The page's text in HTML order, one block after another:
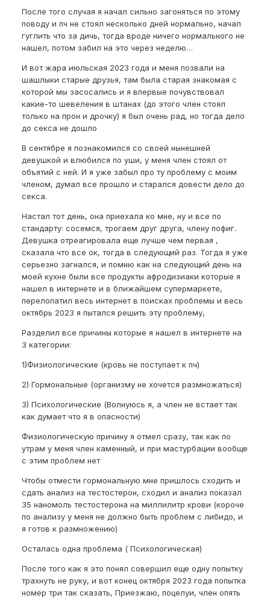
После того случая я начал сильно загоняться по этому
поводу и пч не стоял несколько дней нормально, начал
гуглить что за дичь, тогда вроде ничего нормального не
нашел, потом забил на это через неделю…
И вот жара июльская 2023 года и меня позвали на
шашлыки старые друзья, там была старая знакомая с
которой мы засосались и я впервые почувствовал
какие-то шевеления в штанах (до этого член стоял
только на прон и дрочку) я был очень рад, но тогда дело
до секса не дошло
В сентябре я познакомился со своей нынешней
девушкой и влюбился по уши, у меня член стоял от
объятий с ней. И я уже забыл про ту проблему с моим
членом, думал все прошло и старался довести дело до
секса.
Настал тот день, она приехала ко мне, ну и все по
стандарту: сосемся, трогаем друг друга, члену пофиг.
Девушка отреагировала еще лучше чем первая ,
сказала что все ок, тогда в следующий раз. Тогда я уже
серьезно загнался, и помню как на следующий день на
моей кухне были все продукты афродизиаки которые я
нашел в интернете и в ближайшем супермаркете,
перелопатил весь интернет в поисках проблемы и весь
октябрь 2023 я пытался решить эту проблему,
Разделил все причины которые я нашел в интернете на
3 категории:
1)Физиологические (кровь не поступает к пч)
2) Гормональные (организму не хочется размножаться)
3) Психологические (Волнуюсь я, а член не встает так
как думает что я в опасности)
Физиологическую причину я отмел сразу, так как по
утрам у меня член каменный, и при мастурбации вообще
с этим проблем нет
Чтобы отмести гормональную мне пришлось сходить и
сдать анализ на тестостерон, сходил и анализ показал
35 наномоль тестостерона на миллилитр крови (короче
по анализу у меня не должно быть проблем с либидо, и
я готов к размножению)
Осталась одна проблема ( Психологическая)
После того как я это понял совершил еще одну попытку
трахнуть не руку, и вот конец октября 2023 года попытка
номер три так сказать, Приезжаю, поцелуи, член опять